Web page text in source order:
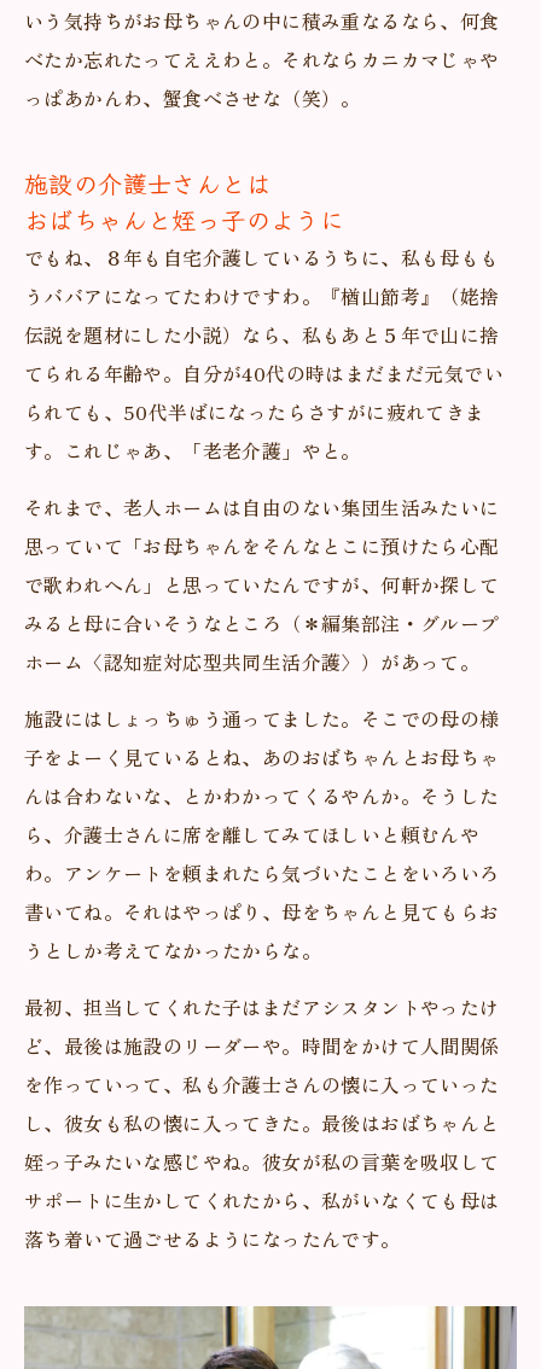
いう気持ちがお母ちゃんの中に積み重なるなら、何食
べたか忘れたってええわと。それならカニカマじゃや
っぱあかんわ、蟹食べさせな（笑）。
施設の介護士さんとは
おばちゃんと姪っ子のように
でもね、８年も自宅介護しているうちに、私も母もも
うババアになってたわけですわ。『楢山節考』（姥捨
伝説を題材にした小説）なら、私もあと５年で山に捨
てられる年齢や。自分が40代の時はまだまだ元気でい
られても、50代半ばになったらさすがに疲れてきま
す。これじゃあ、「老老介護」やと。
それまで、老人ホームは自由のない集団生活みたいに
思っていて「お母ちゃんをそんなとこに預けたら心配
で歌われへん」と思っていたんですが、何軒か探して
みると母に合いそうなところ（＊編集部注・グループ
ホーム〈認知症対応型共同生活介護〉）があって。
施設にはしょっちゅう通ってました。そこでの母の様
子をよーく見ているとね、あのおばちゃんとお母ちゃ
んは合わないな、とかわかってくるやんか。そうした
ら、介護士さんに席を離してみてほしいと頼むんや
わ。アンケートを頼まれたら気づいたことをいろいろ
書いてね。それはやっぱり、母をちゃんと見てもらお
うとしか考えてなかったからな。
最初、担当してくれた子はまだアシスタントやったけ
ど、最後は施設のリーダーや。時間をかけて人間関係
を作っていって、私も介護士さんの懐に入っていった
し、彼女も私の懐に入ってきた。最後はおばちゃんと
姪っ子みたいな感じやね。彼女が私の言葉を吸収して
サポートに生かしてくれたから、私がいなくても母は
落ち着いて過ごせるようになったんです。